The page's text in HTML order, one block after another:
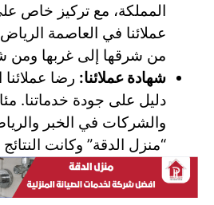
المملكة، مع تركيز خاص
عملائنا في العاصمة الرياض
من شرقها إلى غربها ومن
شهادة عملائنا: رضا عملائنا
دليل على جودة خدماتنا.
والشركات في الخبر
“منزل الدقة” وكانت